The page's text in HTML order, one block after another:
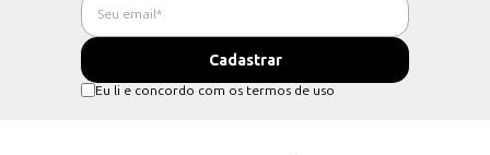
Eu li e concordo com os termos de uso